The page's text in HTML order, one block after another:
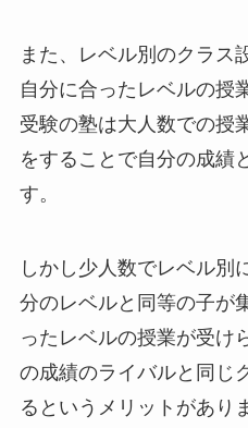
また、レベル別のクラス
自分に合ったレベルの授
受験の塾は大人数での授
をすることで自分の成績
す。
しかし少人数でレベル別
分のレベルと同等の子が
ったレベルの授業が受け
の成績のライバルと同じ
るというメリットがあり